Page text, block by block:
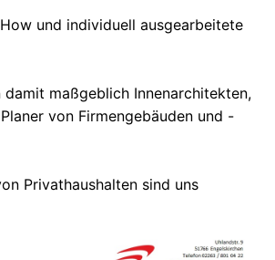
und individuell ausgearbeitete
maßgeblich Innenarchitekten,
von Firmengebäuden und -
Privathaushalten sind uns